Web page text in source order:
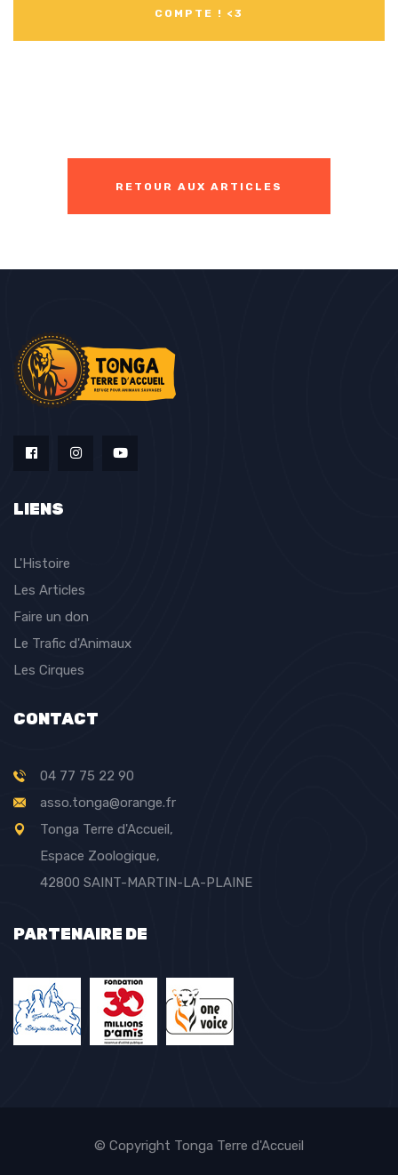
COMPTE ! <3
RETOUR AUX ARTICLES
LIENS
L'Histoire
Les Articles
Faire un don
Le Trafic d'Animaux
Les Cirques
CONTACT
04 77 75 22 90
asso.tonga@orange.fr
Tonga Terre d'Accueil,
Espace Zoologique,
42800 SAINT-MARTIN-LA-PLAINE
PARTENAIRE DE
© Copyright Tonga Terre d'Accueil